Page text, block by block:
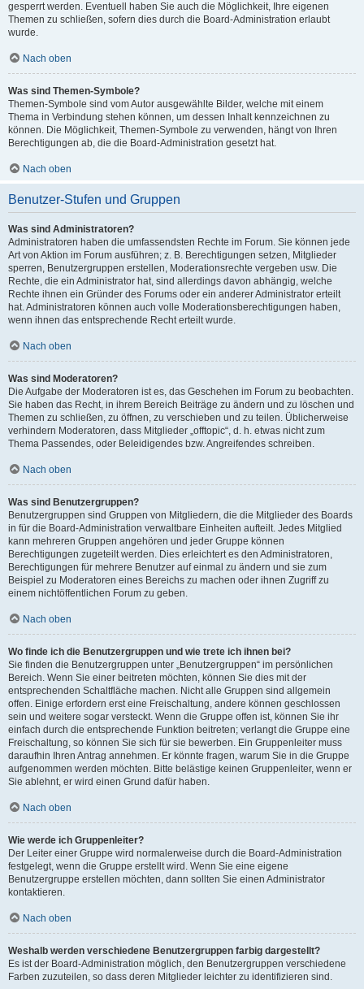
gesperrt werden. Eventuell haben Sie auch die Möglichkeit, Ihre eigenen
Themen zu schließen, sofern dies durch die Board-Administration erlaubt
wurde.
Nach oben
Was sind Themen-Symbole?
Themen-Symbole sind vom Autor ausgewählte Bilder, welche mit einem
Thema in Verbindung stehen können, um dessen Inhalt kennzeichnen zu
können. Die Möglichkeit, Themen-Symbole zu verwenden, hängt von Ihren
Berechtigungen ab, die die Board-Administration gesetzt hat.
Nach oben
Benutzer-Stufen und Gruppen
Was sind Administratoren?
Administratoren haben die umfassendsten Rechte im Forum. Sie können jede
Art von Aktion im Forum ausführen; z. B. Berechtigungen setzen, Mitglieder
sperren, Benutzergruppen erstellen, Moderationsrechte vergeben usw. Die
Rechte, die ein Administrator hat, sind allerdings davon abhängig, welche
Rechte ihnen ein Gründer des Forums oder ein anderer Administrator erteilt
hat. Administratoren können auch volle Moderationsberechtigungen haben,
wenn ihnen das entsprechende Recht erteilt wurde.
Nach oben
Was sind Moderatoren?
Die Aufgabe der Moderatoren ist es, das Geschehen im Forum zu beobachten.
Sie haben das Recht, in ihrem Bereich Beiträge zu ändern und zu löschen und
Themen zu schließen, zu öffnen, zu verschieben und zu teilen. Üblicherweise
verhindern Moderatoren, dass Mitglieder „offtopic“, d. h. etwas nicht zum
Thema Passendes, oder Beleidigendes bzw. Angreifendes schreiben.
Nach oben
Was sind Benutzergruppen?
Benutzergruppen sind Gruppen von Mitgliedern, die die Mitglieder des Boards
in für die Board-Administration verwaltbare Einheiten aufteilt. Jedes Mitglied
kann mehreren Gruppen angehören und jeder Gruppe können
Berechtigungen zugeteilt werden. Dies erleichtert es den Administratoren,
Berechtigungen für mehrere Benutzer auf einmal zu ändern und sie zum
Beispiel zu Moderatoren eines Bereichs zu machen oder ihnen Zugriff zu
einem nichtöffentlichen Forum zu geben.
Nach oben
Wo finde ich die Benutzergruppen und wie trete ich ihnen bei?
Sie finden die Benutzergruppen unter „Benutzergruppen“ im persönlichen
Bereich. Wenn Sie einer beitreten möchten, können Sie dies mit der
entsprechenden Schaltfläche machen. Nicht alle Gruppen sind allgemein
offen. Einige erfordern erst eine Freischaltung, andere können geschlossen
sein und weitere sogar versteckt. Wenn die Gruppe offen ist, können Sie ihr
einfach durch die entsprechende Funktion beitreten; verlangt die Gruppe eine
Freischaltung, so können Sie sich für sie bewerben. Ein Gruppenleiter muss
daraufhin Ihren Antrag annehmen. Er könnte fragen, warum Sie in die Gruppe
aufgenommen werden möchten. Bitte belästige keinen Gruppenleiter, wenn er
Sie ablehnt, er wird einen Grund dafür haben.
Nach oben
Wie werde ich Gruppenleiter?
Der Leiter einer Gruppe wird normalerweise durch die Board-Administration
festgelegt, wenn die Gruppe erstellt wird. Wenn Sie eine eigene
Benutzergruppe erstellen möchten, dann sollten Sie einen Administrator
kontaktieren.
Nach oben
Weshalb werden verschiedene Benutzergruppen farbig dargestellt?
Es ist der Board-Administration möglich, den Benutzergruppen verschiedene
Farben zuzuteilen, so dass deren Mitglieder leichter zu identifizieren sind.